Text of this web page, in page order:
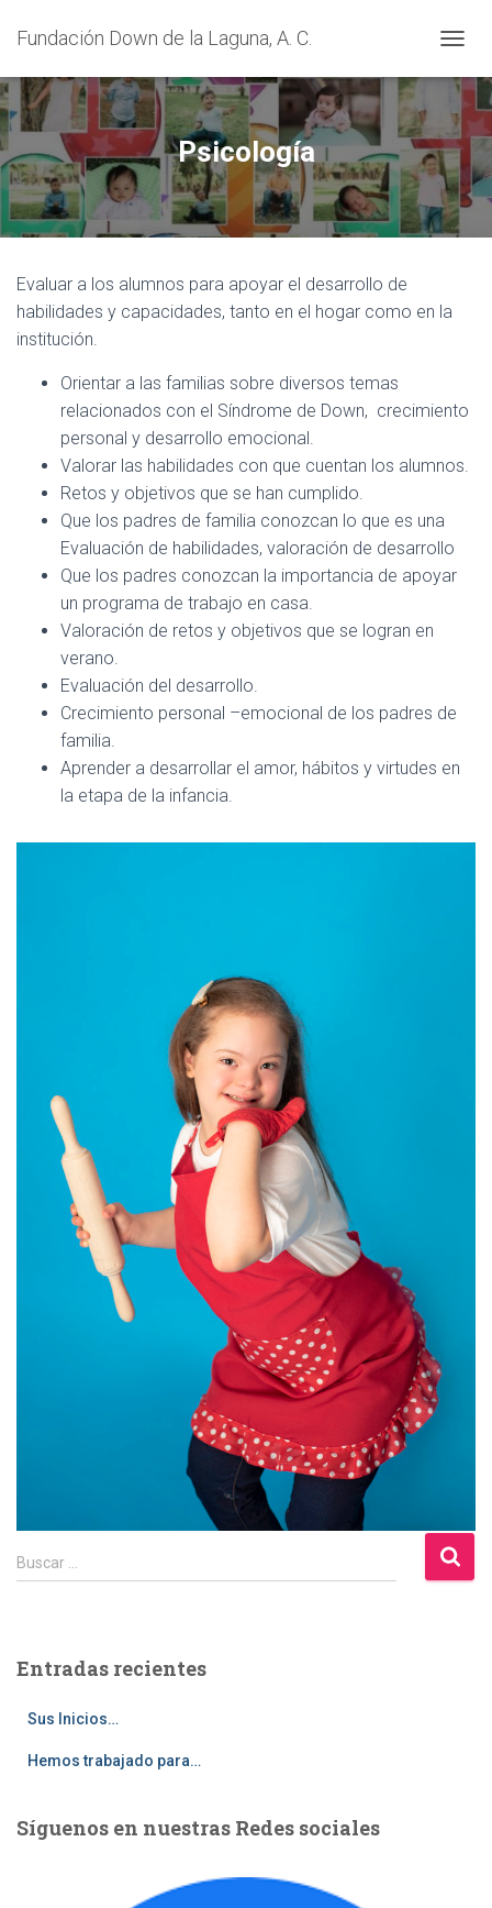
Fundación Down de la Laguna, A. C.
Psicología
Evaluar a los alumnos para apoyar el desarrollo de
habilidades y capacidades, tanto en el hogar como en la
institución.
Orientar a las familias sobre diversos temas
relacionados con el Síndrome de Down, crecimiento
personal y desarrollo emocional.
Valorar las habilidades con que cuentan los alumnos.
Retos y objetivos que se han cumplido.
Que los padres de familia conozcan lo que es una
Evaluación de habilidades, valoración de desarrollo
Que los padres conozcan la importancia de apoyar
un programa de trabajo en casa.
Valoración de retos y objetivos que se logran en
verano.
Evaluación del desarrollo.
Crecimiento personal –emocional de los padres de
familia.
Aprender a desarrollar el amor, hábitos y virtudes en
la etapa de la infancia.
B
u
r
Buscar …
Entradas recientes
Sus Inicios…
Hemos trabajado para…
Síguenos en nuestras Redes sociales